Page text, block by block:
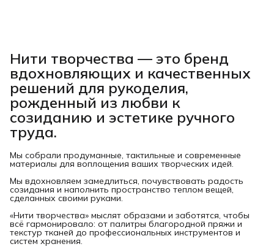
Нити творчества — это бренд
вдохновляющих и качественных
решений для рукоделия,
рожденный из любви к
созиданию и эстетике ручного
труда.
Мы собрали продуманные, тактильные и современные
материалы для воплощения ваших творческих идей.
Мы вдохновляем замедлиться, почувствовать радость
созидания и наполнить пространство теплом вещей,
сделанных своими руками.
«Нити творчества» мыслят образами и заботятся, чтобы
всё гармонировало: от палитры благородной пряжи и
текстур тканей до профессиональных инструментов и
систем хранения.